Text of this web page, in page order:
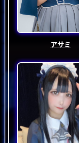
アサミ
Access
アクセス